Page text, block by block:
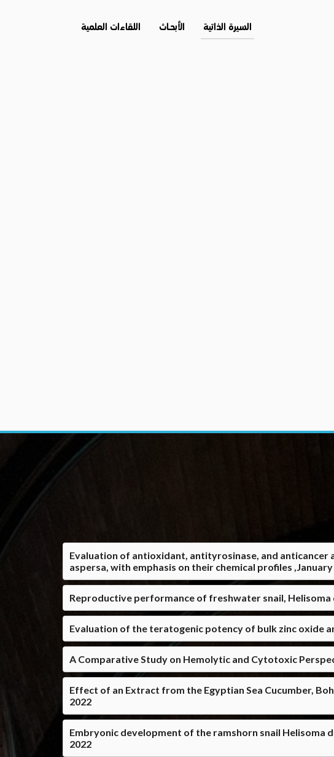
السيرة الذاتية الأبحــاث اللقاءات العلمية
Evaluation of antioxidant, antityrosinase, and
aspersa, with emphasis on their chemical profiles ,January
Reproductive performance of freshwater snail,
Evaluation of the teratogenic potency of bulk zinc oxide
A Comparative Study on Hemolytic and Cytotoxic
Effect of an Extract from the Egyptian Sea Cucumber,
2022
Embryonic development of the ramshorn snail Helisoma
2022